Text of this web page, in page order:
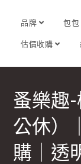
品牌 包包
估價收購
蚤樂趣
公休）
購｜透